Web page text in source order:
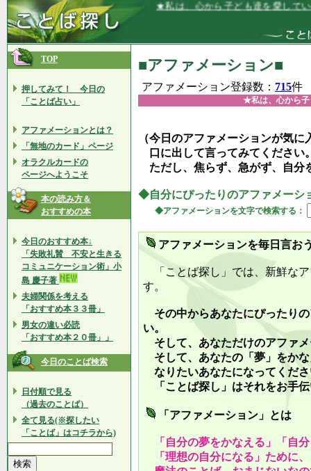
★私は、心から子ども達を愛しています★
TOP
押してみて！ 今日の
「ことば占い」
アファメーションとは？
「無地のカード」ページ
オラクルカードの
ページへようこそ
本の読み方＆
おすすめの本
今日のおすすめ本↓
「失敗礼賛 不安と生きる
コミュニケーション術」小
島 慶子著
夫婦関係を考える
「おすすめ本３３冊」
男女の違い必読
「おすすめ本２０冊」」
今日のことば検索
日付順で見る
（過去のことば）
全て見る(※探したい
「ことば」はコチラから)
■アファメーション■
アファメーション登録数： 715件
★私は、心から
（今日のアファメーションが気
口に出して言ってみてください
ただし、焦らず、急がず、自分
◆自分にぴったりのアファメーシ
◆アファメーションを文字で検索する：
アファメーションを毎日言お
「ことば探し」では、新鮮な
す。
その中からあなたにぴったり
い。
そして、あなただけのアファ
そして、あなたの「夢」をか
なりたいあなたになってくだ
「ことば探し」はそれをお手
「アファメーション」とは
「自分の夢をかなえる」「自
「理想の自分になる」ために